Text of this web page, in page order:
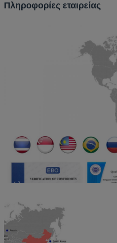
Πληροφορίες εταιρείας